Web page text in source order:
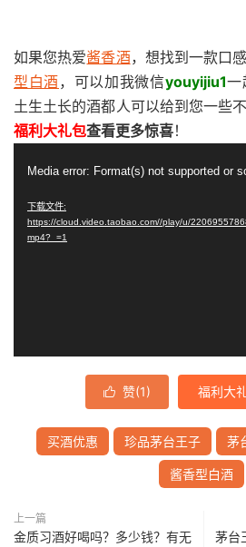
如果您热爱酱香酒，想找到一款口
型白酒，可以加我微信youyijiu1一
土生土长的酒都人可以给到您一些不
福利大礼包查看更多惊喜！
Media error: Format(s) not supported or
下载文件:
https://cloud.video.taobao.com//play/u/
mp4?_=1
 赞(1) 福利大
买酒优惠 珍品茅台王子 茅
酱香型白酒
上一篇
金质习酒好喝吗？多少钱？有无
茅台